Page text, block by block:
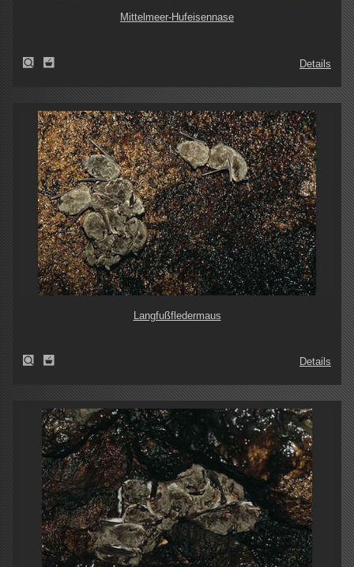
Mittelmeer-Hufeisennase
Details
Langfußfledermaus
Details